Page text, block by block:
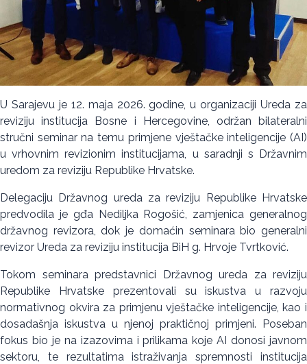
U Sarajevu je 12. maja 2026. godine, u organizaciji Ureda za
reviziju institucija Bosne i Hercegovine, održan bilateralni
stručni seminar na temu primjene vještačke inteligencije (AI)
u vrhovnim revizionim institucijama, u saradnji s Državnim
uredom za reviziju Republike Hrvatske.
Delegaciju Državnog ureda za reviziju Republike Hrvatske
predvodila je gđa Nediljka Rogošić, zamjenica generalnog
državnog revizora, dok je domaćin seminara bio generalni
revizor Ureda za reviziju institucija BiH g. Hrvoje Tvrtković.
Tokom seminara predstavnici Državnog ureda za reviziju
Republike Hrvatske prezentovali su iskustva u razvoju
normativnog okvira za primjenu vještačke inteligencije, kao i
dosadašnja iskustva u njenoj praktičnoj primjeni. Poseban
fokus bio je na izazovima i prilikama koje AI donosi javnom
sektoru, te rezultatima istraživanja spremnosti institucija